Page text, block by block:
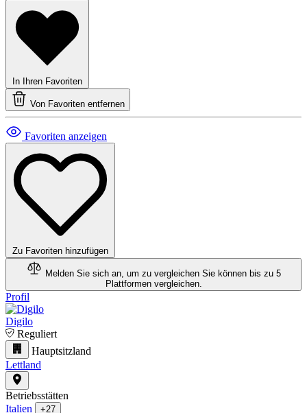
In Ihren Favoriten
Von Favoriten entfernen
Favoriten anzeigen
Zu Favoriten hinzufügen
Melden Sie sich an, um zu vergleichen Sie können bis zu 5
Plattformen vergleichen.
Profil
Digilo
Reguliert
Hauptsitzland
Lettland
Betriebsstätten
Italien
+27